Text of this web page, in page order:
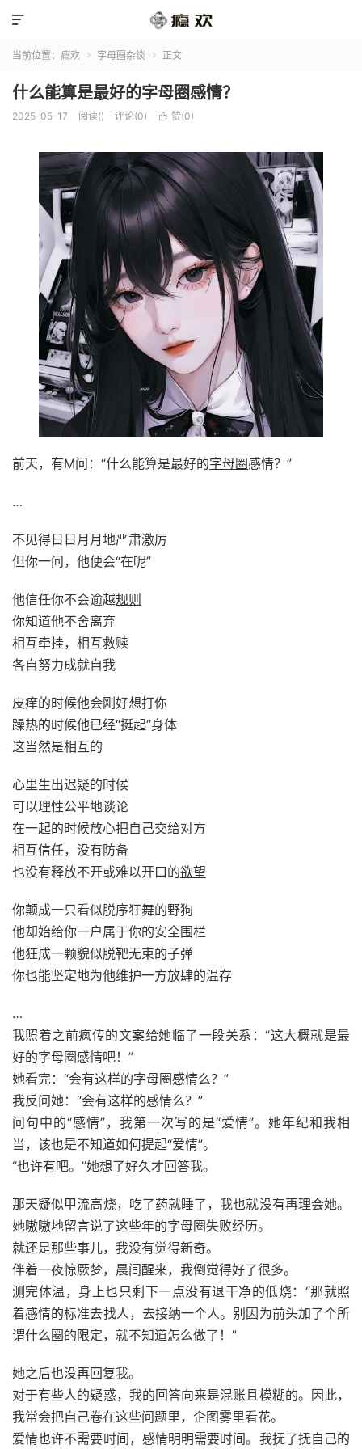

当前位置： 瘾欢  字母圈杂谈  正文
什么能算是最好的字母圈感情？
2025-05-17 阅读() 评论(0)  赞(0)
前天，有M问：“什么能算是最好的字母圈感情？”
…
不见得日日月月地严肃激厉
但你一问，他便会“在呢”
他信任你不会逾越规则
你知道他不舍离弃
相互牵挂，相互救赎
各自努力成就自我
皮痒的时候他会刚好想打你
躁热的时候他已经“挺起”身体
这当然是相互的
心里生出迟疑的时候
可以理性公平地谈论
在一起的时候放心把自己交给对方
相互信任，没有防备
也没有释放不开或难以开口的欲望
你颠成一只看似脱序狂舞的野狗
他却始给你一户属于你的安全围栏
他狂成一颗貌似脱靶无束的子弹
你也能坚定地为他维护一方放肆的温存
…
我照着之前疯传的文案给她临了一段关系：“这大概就是最
好的字母圈感情吧！”
她看完：“会有这样的字母圈感情么？”
我反问她：“会有这样的感情么？”
问句中的“感情”，我第一次写的是“爱情”。她年纪和我相
当，该也是不知道如何提起“爱情”。
“也许有吧。”她想了好久才回答我。
那天疑似甲流高烧，吃了药就睡了，我也就没有再理会她。
她嗷嗷地留言说了这些年的字母圈失败经历。
就还是那些事儿，我没有觉得新奇。
伴着一夜惊厥梦，晨间醒来，我倒觉得好了很多。
测完体温，身上也只剩下一点没有退干净的低烧：“那就照
着感情的标准去找人，去接纳一个人。别因为前头加了个所
谓什么圈的限定，就不知道怎么做了！”
她之后也没再回复我。
对于有些人的疑惑，我的回答向来是混账且模糊的。因此，
我常会把自己卷在这些问题里，企图雾里看花。
爱情也许不需要时间，感情明明需要时间。我抚了抚自己的